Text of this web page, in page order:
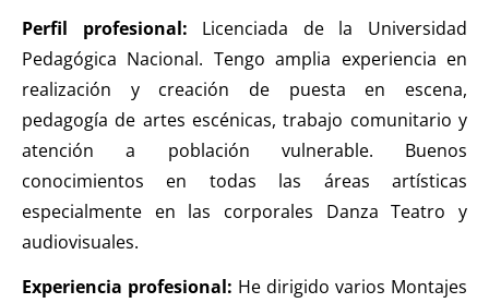
Perfil profesional: Licenciada de la Universidad
Pedagógica Nacional. Tengo amplia experiencia en
realización y creación de puesta en escena,
pedagogía de artes escénicas, trabajo comunitario y
atención a población vulnerable. Buenos
conocimientos en todas las áreas artísticas
especialmente en las corporales Danza Teatro y
audiovisuales.
Experiencia profesional: He dirigido varios Montajes